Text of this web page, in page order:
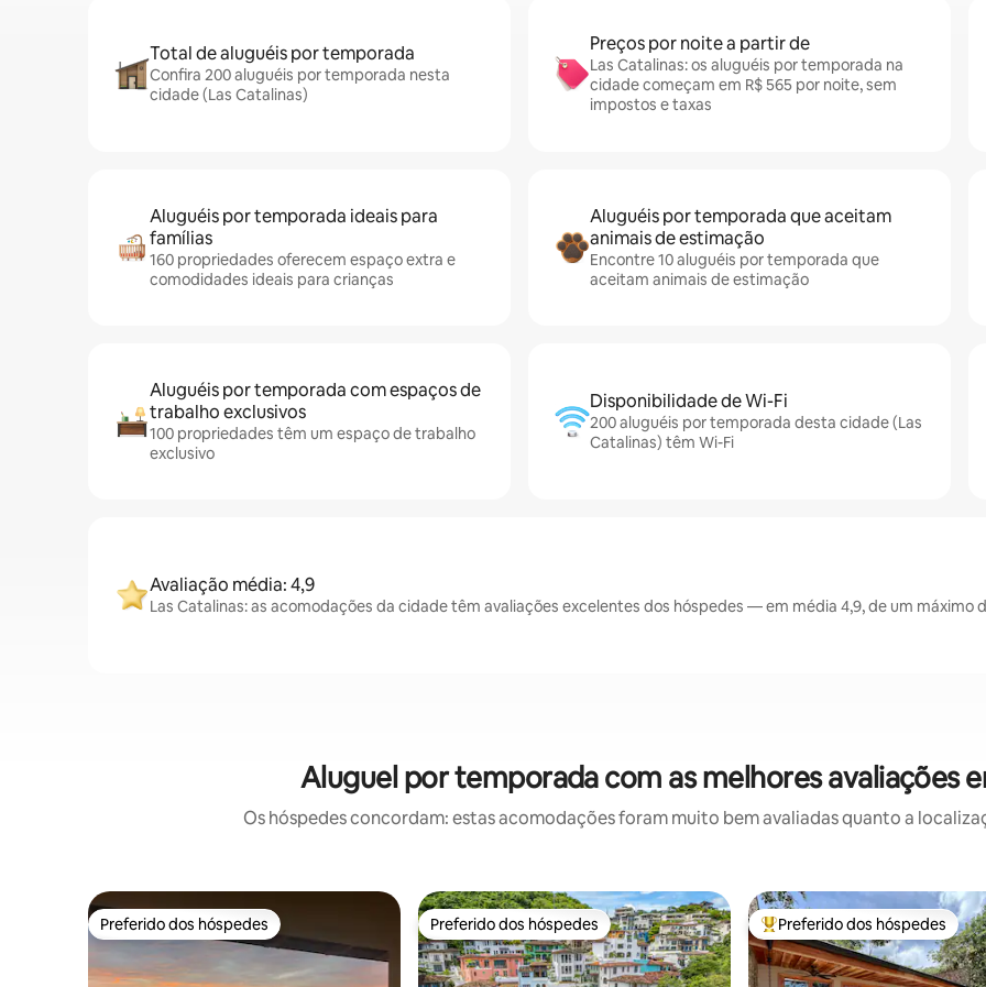
Total de aluguéis por temporada
Confira 200 aluguéis por temporada nesta
cidade (Las Catalinas)
Preços por noite a partir de
Las Catalinas: os aluguéis por temporada na
cidade começam em R$ 565 por noite, sem
impostos e taxas
Aluguéis por temporada ideais para
famílias
160 propriedades oferecem espaço extra e
comodidades ideais para crianças
Aluguéis por temporada que aceitam
animais de estimação
Encontre 10 aluguéis por temporada que
aceitam animais de estimação
Aluguéis por temporada com espaços de
trabalho exclusivos
100 propriedades têm um espaço de trabalho
exclusivo
Disponibilidade de Wi-Fi
200 aluguéis por temporada desta cidade (Las
Catalinas) têm Wi-Fi
Avaliação média: 4,9
Las Catalinas: as acomodações da cidade têm avaliações excelentes dos hóspedes — em média 4,9, de um máximo
Aluguel por temporada com as melhores avaliações
Os hóspedes concordam: estas acomodações foram muito bem avaliadas quanto a
Preferido dos hóspedes
Preferido dos hóspedes Preferido dos hóspedes
Preferido dos hóspedes Entre os melhores preferidos
Preferido dos hóspedes